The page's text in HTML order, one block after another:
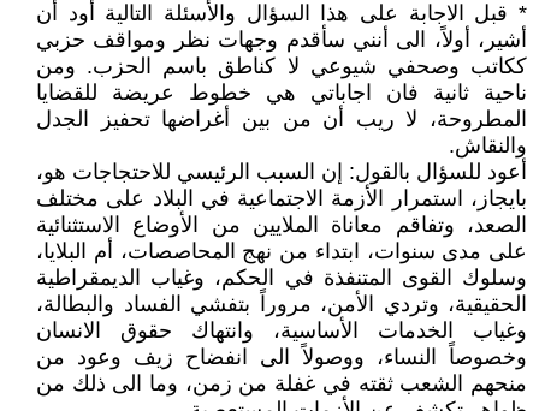
* قبل الاجابة على هذا السؤال والأسئلة التالية أود أن
أشير، أولاً، الى أنني سأقدم وجهات نظر ومواقف حزبي
ككاتب وصحفي شيوعي لا كناطق باسم الحزب. ومن
ناحية ثانية فان اجاباتي هي خطوط عريضة للقضايا
المطروحة، لا ريب أن من بين أغراضها تحفيز الجدل
والنقاش.
أعود للسؤال بالقول: إن السبب الرئيسي للاحتجاجات هو،
بايجاز، استمرار الأزمة الاجتماعية في البلاد على مختلف
الصعد، وتفاقم معاناة الملايين من الأوضاع الاستثنائية
على مدى سنوات، ابتداء من نهج المحاصصات، أم البلايا،
وسلوك القوى المتنفذة في الحكم، وغياب الديمقراطية
الحقيقية، وتردي الأمن، مروراً بتفشي الفساد والبطالة،
وغياب الخدمات الأساسية، وانتهاك حقوق الانسان
وخصوصاً النساء، ووصولاً الى انفضاح زيف وعود من
منحهم الشعب ثقته في غفلة من زمن، وما الى ذلك من